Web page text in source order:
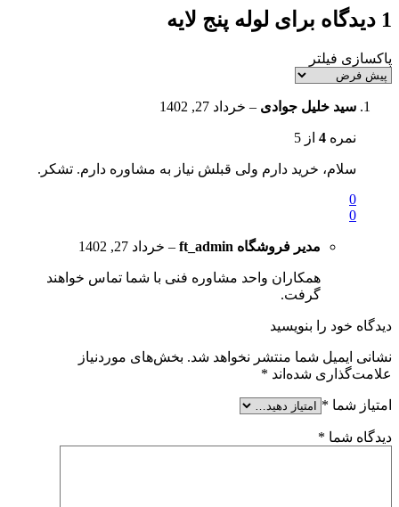
1 دیدگاه برای لوله پنج لایه
پاکسازی فیلتر
سید خلیل جوادی – خرداد 27, 1402
نمره 4 از 5
سلام، خرید دارم ولی قبلش نیاز به مشاوره دارم. تشکر.
0
0
مدیر فروشگاه ft_admin
– خرداد 27, 1402
همکاران واحد مشاوره فنی با شما تماس خواهند
گرفت.
دیدگاه خود را بنویسید
نشانی ایمیل شما منتشر نخواهد شد. بخش‌های موردنیاز
علامت‌گذاری شده‌اند *
امتیاز شما *
دیدگاه شما *